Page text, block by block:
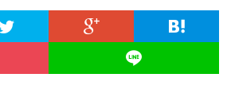
o
n
a
t
r
t